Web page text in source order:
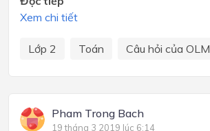
Xem chi tiết
Lớp 2 Toán Câu hỏi của OLM
Pham Trong Bach
19 tháng 3 2019 lúc 6:14